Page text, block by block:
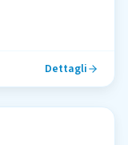
Dettagli